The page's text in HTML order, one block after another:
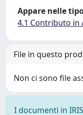
Appare nelle
4.1 Contributo in
File in questo
Non ci sono file
I documenti in